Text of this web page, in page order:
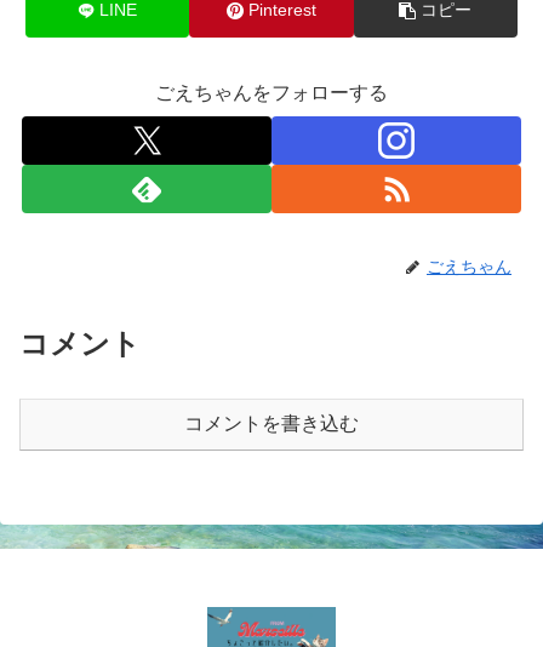
LINE Pinterest コピー
ごえちゃんをフォローする
ごえちゃん
コメント
コメントを書き込む